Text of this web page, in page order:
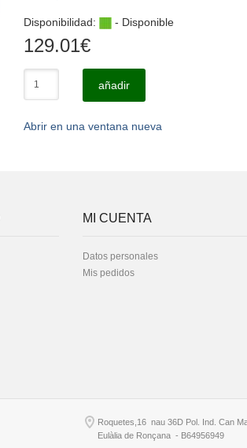
Disponibilidad: - Disponible
129.01€
añadir
Abrir en una ventana nueva
MI CUENTA
Datos personales
Mis pedidos
Roquetes,16 nau 36D Pol. Ind. Can
Eulàlia de Ronçana - B64956949